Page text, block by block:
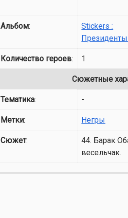
Альбом:
Stickers :
Количество героев: 1
Сюжетные
Тематика: -
Метки: Негры
Сюжет:
44. Барак
весельчак.